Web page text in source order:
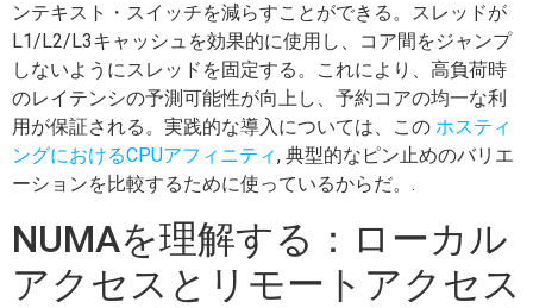
ンテキスト・スイッチを減らすことができる。スレッドが
L1/L2/L3キャッシュを効果的に使用し、コア間をジャンプ
しないようにスレッドを固定する。これにより、高負荷時
のレイテンシの予測可能性が向上し、予約コアの均一な利
用が保証される。実践的な導入については、この ホスティ
ングにおけるCPUアフィニティ, 典型的なピン止めのバリエ
ーションを比較するために使っているからだ。.
NUMAを理解する：ローカル
アクセスとリモートアクセス